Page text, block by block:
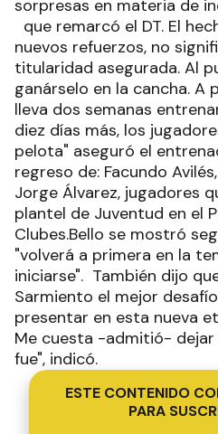
sorpresas en materia de
que remarcó el DT. El
nuevos refuerzos, no
titularidad asegurada. Al
ganárselo en la cancha. A
lleva dos semanas
diez días más, los
pelota" aseguró el
regreso de: Facundo
Jorge Álvarez, jugadores
plantel de Juventud en el
Clubes.Bello se mostró
"volverá a primera en la
iniciarse". También dijo
Sarmiento el mejor
presentar en esta nueva
Me cuesta -admitió- dejar
fue", indicó.
ESTE CONTENIDO
PARA